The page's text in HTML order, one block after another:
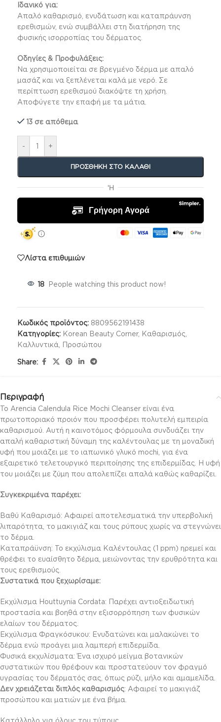
Ιδανικό για:
Απαλό καθαρισμό, ενυδάτωση και καταπράυνση
ερεθισμών, ενώ συμβάλλει στη διατήρηση της
φυσικής ισορροπίας του δέρματος.
Οδηγίες & Προφυλάξεις:
Να χρησιμοποιείται σε βρεγμένο δέρμα με απαλό
μασάζ και να ξεπλένεται καλά με νερό. Σε
περίπτωση ερεθισμού διακόψτε τη χρήση.
Αποφύγετε την επαφή με τα μάτια.
13 σε απόθεμα
- +
ΠΡΟΣΘΉΚΗ ΣΤΟ ΚΑΛΆΘΙ
Λίστα επιθυμιών
18 People watching this product now!
Κωδικός προϊόντος: 8809562191438
Κατηγορίες: Korean Beauty Corner, Καθαρισμός
Καλλυντικά
Προσώπου
Share:
Περιγραφή
Το Arencia Calendula Rice Mochi Cleanser είναι ένα
πρωτοποριακό προιόν που προσφέρει πολυτελή εμπειρία
καθαρισμού. Αυτή η καινοτόμος φόρμουλα συνδυάζει την
απαλή καθαριστική δύναμη της καλέντουλας με τη μοναδική
υφή που μοιάζει με το ιαπωνικό γλυκό mochi, για ένα
εξαιρετικό τελετουργικό περιποίησης της επιδερμίδας. Η υφή
του μοιάζει με ζύμη που απολεπίζει απαλά καθώς καθαρίζει.
Συγκεκριμένα παρέχει:
Βαθύ Καθαρισμό: Αφαιρεί αποτελεσματικά την υπερβολική
λιπαρότητα, το μακιγιάζ και τους ρύπους χωρίς να στεγνώνει
το δέρμα.
Καταπράϋνση: Το εκχύλισμα Καλέντουλας (1 ppm) ηρεμεί και
θρέφει το ευαίσθητο δέρμα, μειώνοντας την ερυθρότητα και
τους ερεθισμούς.
Συστατικά που ξεχωρίσαμε:
Εκχύλισμα Houttuynia Cordata: Παρέχει αντιοξειδωτική
προστασία και βοηθά στην εξισορρόπηση των φυσικών
ελαίων του δέρματος.
Εκχύλισμα Φραγκόσυκου: Ενυδατώνει και μαλακώνει το
δέρμα ενώ προάγει μια λαμπερή επιδερμίδα.
Φυσικά εκχυλίσματα: Ένα ισχυρό μείγμα βοτανικών
συστατικών που θρέφουν και προστατεύουν τον φραγμό
υγρασίας του δέρματός σας, όπως ρύζι, μήλο και αμαμελίδα.
Δεν χρειάζεται διπλός καθαρισμός: Αφαιρεί το μακιγιάζ
προσώπου και ματιών με ένα βήμα.